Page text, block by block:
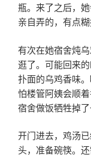
瓶。来了之后，
亲自弄的，有点
有次在她宿舍炖
逛了。可能回来
扑面的乌鸡香味
怕楼管阿姨会顺
宿舍做饭牺牲掉了
开门进去，鸡汤
头，准备碗筷。